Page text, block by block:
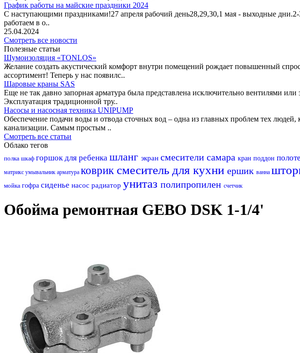
График работы на майские праздники 2024
С наступающими праздниками!27 апреля рабочий день28,29,30,1 мая - выходные
работаем в о..
25.04.2024
Смотреть все новости
Полезные статьи
Шумоизоляция «TONLOS»
Желание создать акустический комфорт внутри помещений рождает повышенный
ассортимент! Теперь у нас появилс..
Шаровые краны SAS
Еще не так давно запорная арматура была представлена исключительно вентилями
Эксплуатация традиционной тру..
Насосы и насосная техника UNIPUMP
Обеспечение подачи воды и отвода сточных вод – одна из главных проблем тех
канализации. Самым простым ..
Смотреть все статьи
Облако тегов
полка шкаф горшок для ребенка шланг экран смесители самара кран поддон
матрикс умывальник арматура коврик смеситель для кухни ершик ванна
мойка гофра сиденье насос радиатор унитаз полипропилен счетчик
Обойма ремонтная GEBO DSK 1-1/4'